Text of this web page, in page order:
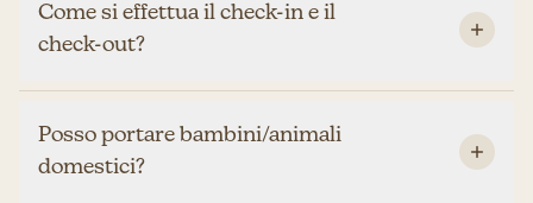
Come si effettua il check-in e il
check-out?
Posso portare bambini/animali
domestici?